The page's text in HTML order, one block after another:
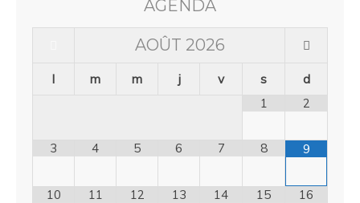
AGENDA
AOÛT 2026
l m m j v s
d
1
2
3 4 5 6 7 8 9
10 11 12 13 14 15 16